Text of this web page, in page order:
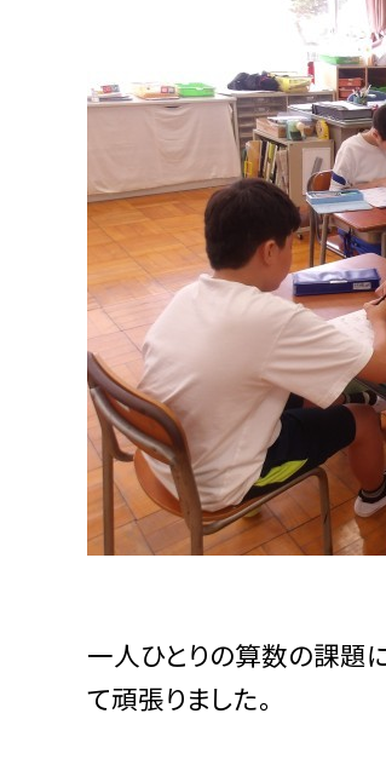
一人ひとりの算数の課題
て頑張りました。